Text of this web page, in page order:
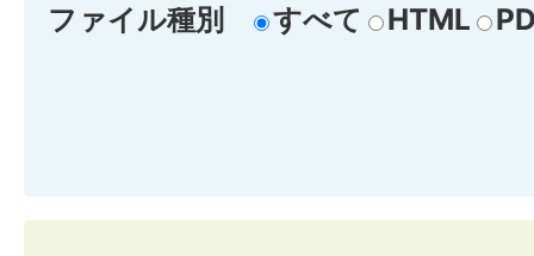
ファイル種別 すべて HTML